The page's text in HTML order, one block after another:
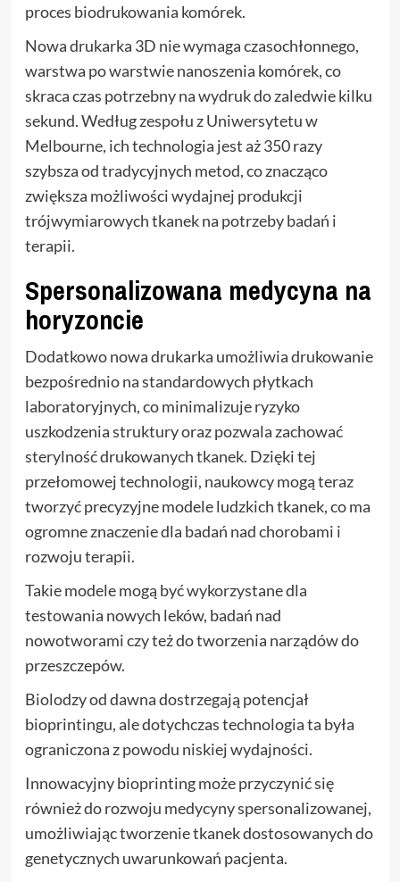
proces biodrukowania komórek.
Nowa drukarka 3D nie wymaga czasochłonnego,
warstwa po warstwie nanoszenia komórek, co
skraca czas potrzebny na wydruk do zaledwie kilku
sekund. Według zespołu z Uniwersytetu w
Melbourne, ich technologia jest aż 350 razy
szybsza od tradycyjnych metod, co znacząco
zwiększa możliwości wydajnej produkcji
trójwymiarowych tkanek na potrzeby badań i
terapii.
Spersonalizowana medycyna na
horyzoncie
Dodatkowo nowa drukarka umożliwia drukowanie
bezpośrednio na standardowych płytkach
laboratoryjnych, co minimalizuje ryzyko
uszkodzenia struktury oraz pozwala zachować
sterylność drukowanych tkanek. Dzięki tej
przełomowej technologii, naukowcy mogą teraz
tworzyć precyzyjne modele ludzkich tkanek, co ma
ogromne znaczenie dla badań nad chorobami i
rozwoju terapii.
Takie modele mogą być wykorzystane dla
testowania nowych leków, badań nad
nowotworami czy też do tworzenia narządów do
przeszczepów.
Biolodzy od dawna dostrzegają potencjał
bioprintingu, ale dotychczas technologia ta była
ograniczona z powodu niskiej wydajności.
Innowacyjny bioprinting może przyczynić się
również do rozwoju medycyny spersonalizowanej,
umożliwiając tworzenie tkanek dostosowanych do
genetycznych uwarunkowań pacjenta.